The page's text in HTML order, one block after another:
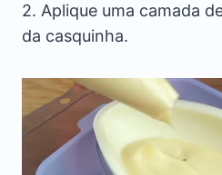
2. Aplique uma camada
da casquinha.